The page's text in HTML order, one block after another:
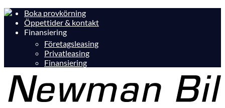
Boka provkörning
Öppettider & kontakt
Finansiering
Företagsleasing
Privatleasing
Finansiering